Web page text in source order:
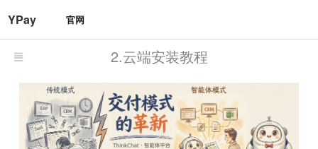
YPay 官网
2.云端安装教程